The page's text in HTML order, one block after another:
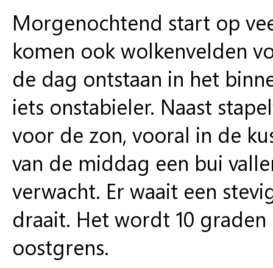
Morgenochtend start op
komen ook wolkenvelden
de dag ontstaan in het
iets onstabieler. Naast
voor de zon, vooral in de
van de middag een bui
verwacht. Er waait een
draait. Het wordt 10
oostgrens.